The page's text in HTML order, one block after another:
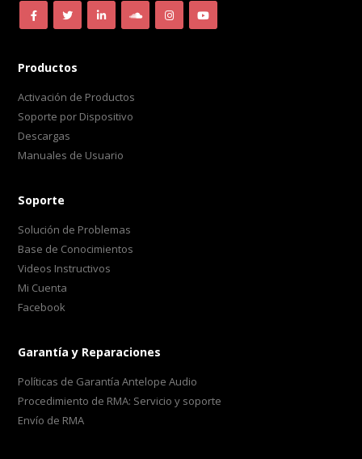
Productos
Activación de Productos
Soporte por Dispositivo
Descargas
Manuales de Usuario
Soporte
Solución de Problemas
Base de Conocimientos
Videos Instructivos
Mi Cuenta
Facebook
Garantía y Reparaciones
Políticas de Garantía Antelope Audio
Procedimiento de RMA: Servicio y soporte
Envío de RMA